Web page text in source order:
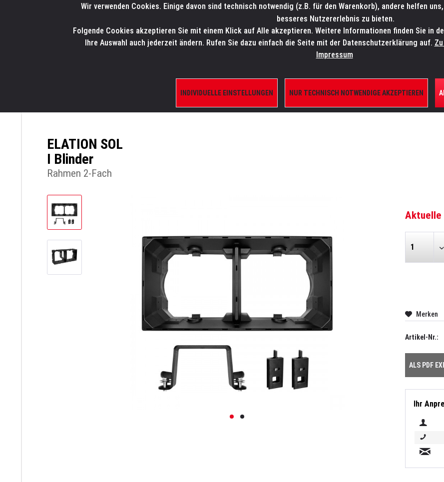
SALES-HOTLINE: +49 5451 5900-800 24/7: sales@lmp.de
HOME PRODUKTE/SHOP MARKEN AKTUELLES SERVICE
BLINDER, STROBES UND EFFEKTE
ELATION SOL
I Blinder
Rahmen 2-Fach
Aktuelle
Merken
Artikel-Nr.:
ALS PDF
Ihr
Wir verwenden Cookies. Einige davon sind technisch notwendig (z.B. für den Warenkorb), andere helfen
besseres Nutzererlebnis zu bieten.
Folgende Cookies akzeptieren Sie mit einem Klick auf Alle akzeptieren. Weitere Informationen finden Sie in
Ihre Auswahl auch jederzeit ändern. Rufen Sie dazu einfach die Seite mit der Datenschutzerklärung auf.
Impressum
INDIVIDUELLE EINSTELLUNGEN NUR TECHNISCH NOTWENDIGE AKZEPTIEREN